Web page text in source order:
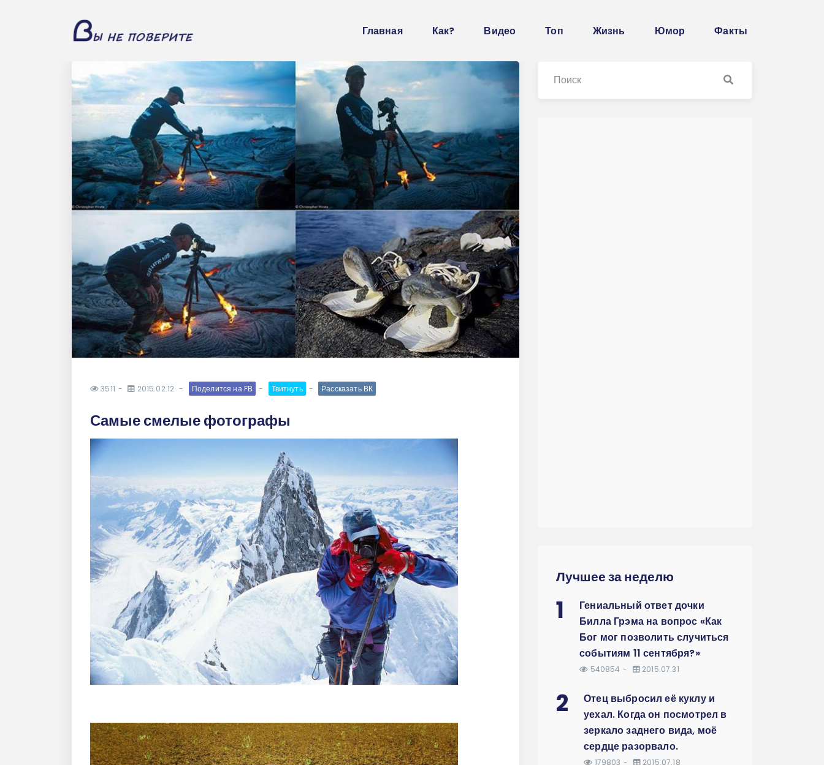
Главная Как? Видео Топ Жизнь Юмор Факты
3511 2015.02.12 Поделится на FB Твитнуть Рассказать ВК
Самые смелые фотографы
Лучшее за неделю
1
Гениальный ответ дочки
Билла Грэма на вопрос «Как
Бог мог позволить случиться
событиям 11 сентября?»
540854 2015.07.31
2
Отец выбросил её куклу и
уехал. Когда он посмотрел в
зеркало заднего вида, моё
сердце разорвало.
179803 2015.07.18